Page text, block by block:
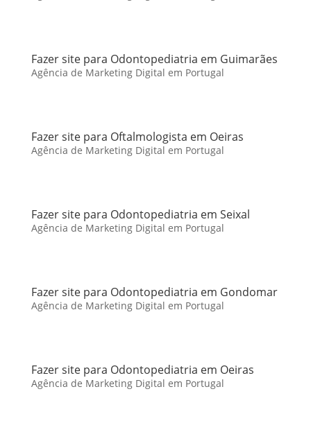
Fazer site para Odontopediatria em Guimarães
Agência de Marketing Digital em Portugal
Fazer site para Oftalmologista em Oeiras
Agência de Marketing Digital em Portugal
Fazer site para Odontopediatria em Seixal
Agência de Marketing Digital em Portugal
Fazer site para Odontopediatria em Gondomar
Agência de Marketing Digital em Portugal
Fazer site para Odontopediatria em Oeiras
Agência de Marketing Digital em Portugal